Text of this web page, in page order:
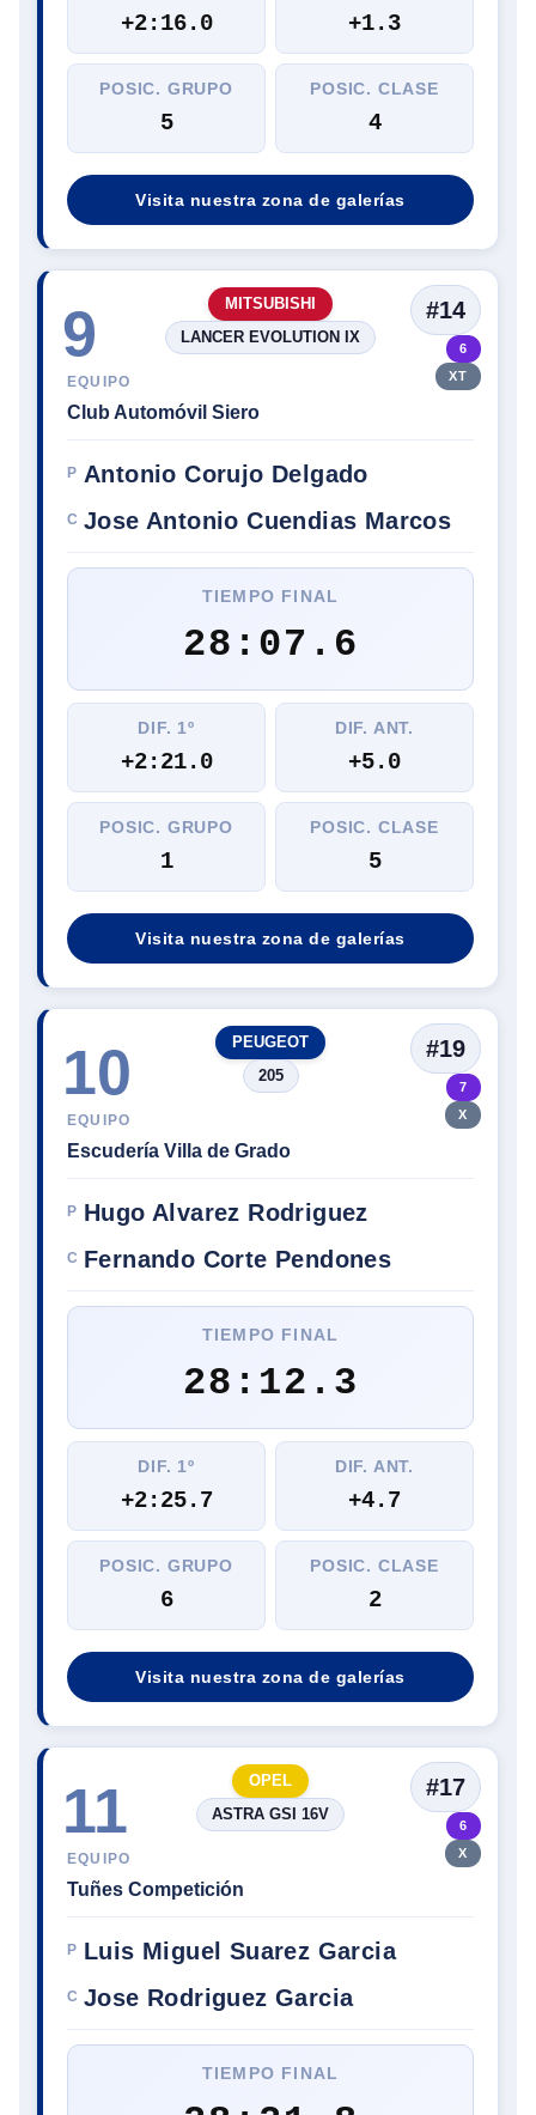
+2:16.0 +1.3
POSIC. GRUPO
5
POSIC. CLASE
4
Visita nuestra zona de galerías
9 #14
6
XT
EQUIPO
Club Automóvil Siero
MITSUBISHI
LANCER EVOLUTION IX
P Antonio Corujo Delgado
C Jose Antonio Cuendias Marcos
TIEMPO FINAL
28:07.6
DIF. 1º
+2:21.0
DIF. ANT.
+5.0
POSIC. GRUPO
1
POSIC. CLASE
5
Visita nuestra zona de galerías
10 #19
7
X
EQUIPO
Escudería Villa de Grado
PEUGEOT
205
P Hugo Alvarez Rodriguez
C Fernando Corte Pendones
TIEMPO FINAL
28:12.3
DIF. 1º
+2:25.7
DIF. ANT.
+4.7
POSIC. GRUPO
6
POSIC. CLASE
2
Visita nuestra zona de galerías
11 #17
6
X
EQUIPO
Tuñes Competición
OPEL
ASTRA GSI 16V
P Luis Miguel Suarez Garcia
C Jose Rodriguez Garcia
TIEMPO FINAL